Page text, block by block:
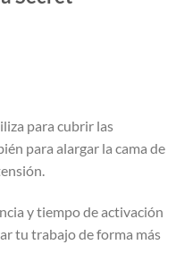
para cubrir las
para alargar la cama de
y tiempo de activación
tu trabajo de forma más